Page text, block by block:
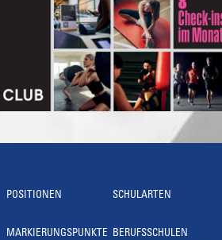
POSITIONEN
MARKIERUNGSPUNKTE
SCHULARTEN
BERUFSSCHULEN